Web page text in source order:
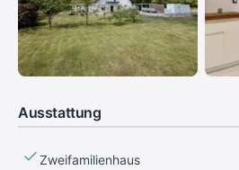
Ausstattung
Zweifamilienhaus